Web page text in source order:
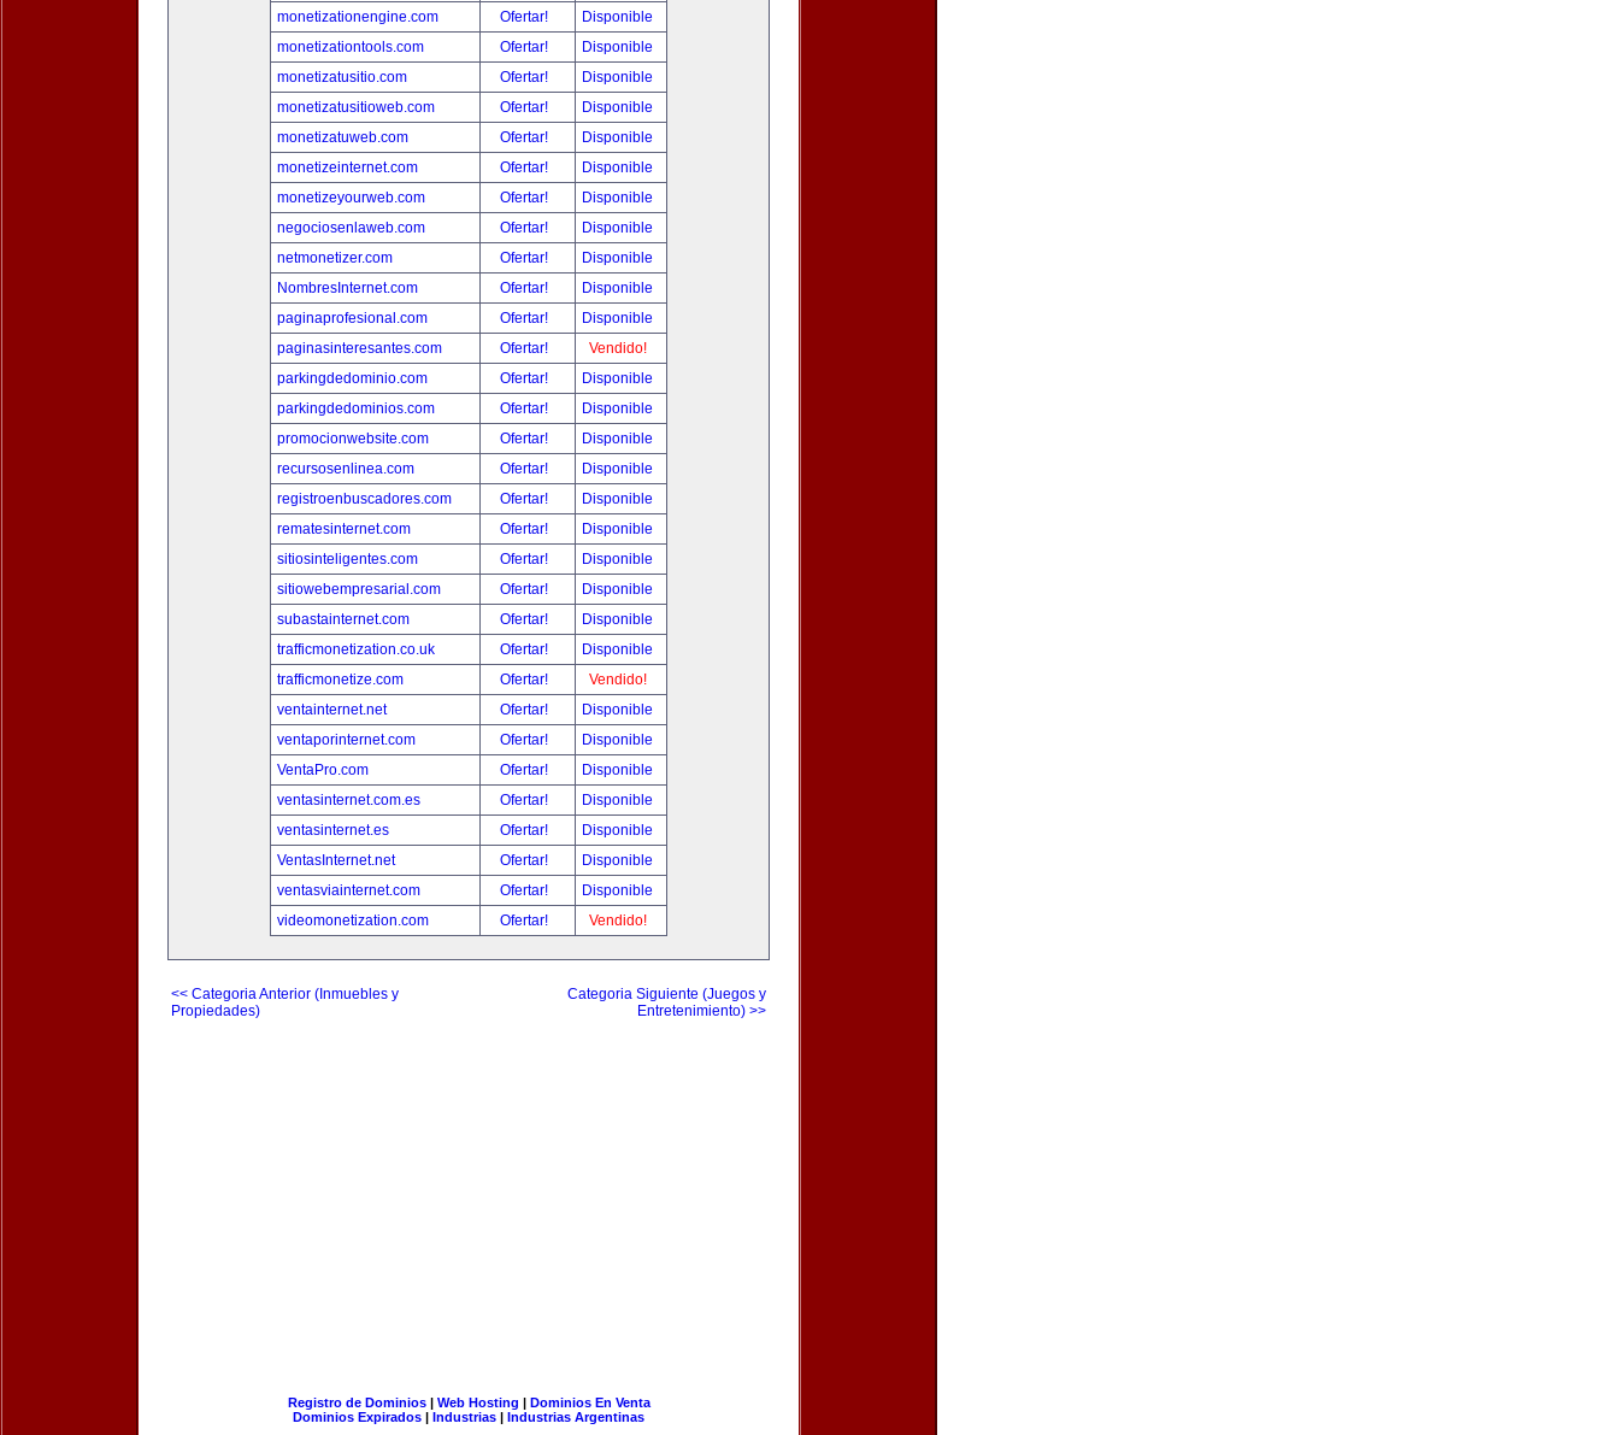
monetizationengine.com
Ofertar!
Disponible
monetizationtools.com
Ofertar!
Disponible
monetizatusitio.com
Ofertar!
Disponible
monetizatusitioweb.com
Ofertar!
Disponible
monetizatuweb.com
Ofertar!
Disponible
monetizeinternet.com
Ofertar!
Disponible
monetizeyourweb.com
Ofertar!
Disponible
negociosenlaweb.com
Ofertar!
Disponible
netmonetizer.com
Ofertar!
Disponible
NombresInternet.com
Ofertar!
Disponible
paginaprofesional.com
Ofertar!
Disponible
paginasinteresantes.com
Ofertar!
Vendido!
parkingdedominio.com
Ofertar!
Disponible
parkingdedominios.com
Ofertar!
Disponible
promocionwebsite.com
Ofertar!
Disponible
recursosenlinea.com
Ofertar!
Disponible
registroenbuscadores.com
Ofertar!
Disponible
rematesinternet.com
Ofertar!
Disponible
sitiosinteligentes.com
Ofertar!
Disponible
sitiowebempresarial.com
Ofertar!
Disponible
subastainternet.com
Ofertar!
Disponible
trafficmonetization.co.uk
Ofertar!
Disponible
trafficmonetize.com
Ofertar!
Vendido!
ventainternet.net
Ofertar!
Disponible
ventaporinternet.com
Ofertar!
Disponible
VentaPro.com
Ofertar!
Disponible
ventasinternet.com.es
Ofertar!
Disponible
ventasinternet.es
Ofertar!
Disponible
VentasInternet.net
Ofertar!
Disponible
ventasviainternet.com
Ofertar!
Disponible
videomonetization.com
Ofertar! Vendido!
<< Categoria Anterior (Inmuebles y
Propiedades)
Categoria Siguiente (Juegos y
Entretenimiento) >>
Registro de Dominios| Web Hosting | Dominios En Venta
Dominios Expirados | Industrias | Industrias Argentinas